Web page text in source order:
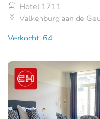
Hotel 1711
Valkenburg aan de
Verkocht: 64